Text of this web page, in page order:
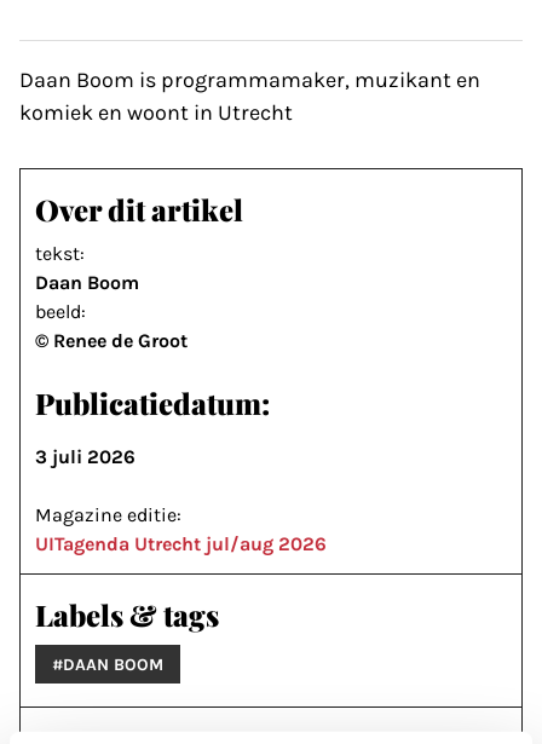
Daan Boom is programmamaker, muzikant en
komiek en woont in Utrecht
Over dit artikel
tekst:
Daan Boom
beeld:
© Renee de Groot
Publicatiedatum:
3 juli 2026
Magazine editie:
UITagenda Utrecht jul/aug 2026
Labels & tags
#DAAN BOOM